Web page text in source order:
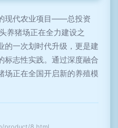
现代农业项目——总投资
养猪场正在全力建设之
的一次划时代升级，更是建
标志性实践。通过深度融合
场正在全国开启新的养殖模